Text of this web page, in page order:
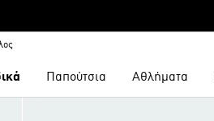
Παπούτσια Αθλήματα